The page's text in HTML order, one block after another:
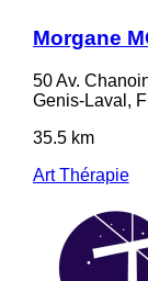
Morgane
50 Av.
Genis-Laval,
35.5 km
Art Thérapie